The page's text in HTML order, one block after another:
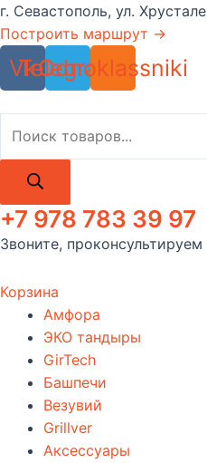
Перейти
к
содержимому
г. Севастополь, ул.
Построить маршрут →
Vk
Telegram
Odnoklassniki
товаров
+7 978 783 39 97
Звоните, проконсультируем
Корзина
Амфора
ЭКО тандыры
GirTech
Башпечи
Везувий
Grillver
Аксессуары